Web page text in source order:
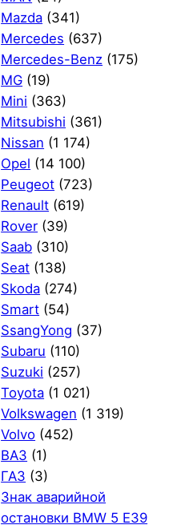
Mazda (341)
Mercedes (637)
Mercedes-Benz (175)
MG (19)
Mini (363)
Mitsubishi (361)
Nissan (1 174)
Opel (14 100)
Peugeot (723)
Renault (619)
Rover (39)
Saab (310)
Seat (138)
Skoda (274)
Smart (54)
SsangYong (37)
Subaru (110)
Suzuki (257)
Toyota (1 021)
Volkswagen (1 319)
Volvo (452)
ВАЗ (1)
ГАЗ (3)
Знак аварийной
остановки BMW 5 E39